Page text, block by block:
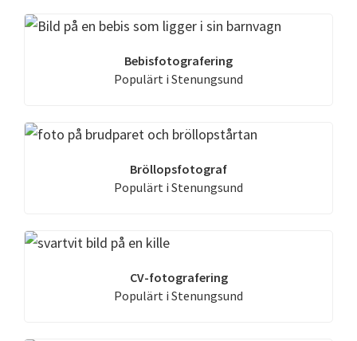
Bebisfotografering
Populärt i Stenungsund
Bröllopsfotograf
Populärt i Stenungsund
CV-fotografering
Populärt i Stenungsund